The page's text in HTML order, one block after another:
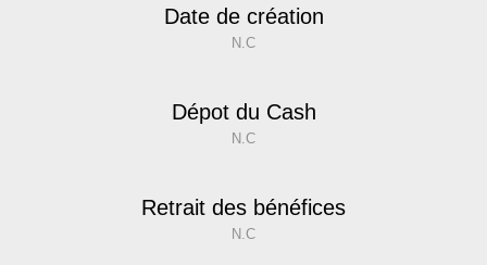
Date de création
N.C
Dépot du Cash
N.C
Retrait des bénéfices
N.C